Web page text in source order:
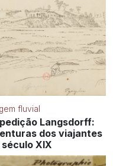
fluvial
Langsdorff:
dos viajantes
século XIX